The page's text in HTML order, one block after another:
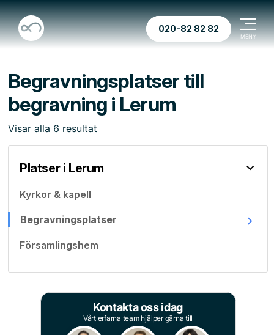
020-82 82 82
Begravningsplatser till
begravning i Lerum
Visar alla 6 resultat
Platser i Lerum
Kyrkor & kapell
Begravningsplatser
Församlingshem
Kontakta oss idag
Vårt erfarna team hjälper gärna till